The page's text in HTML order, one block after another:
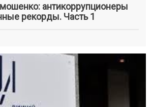
антикоррупционеры
рекорды. Часть 1